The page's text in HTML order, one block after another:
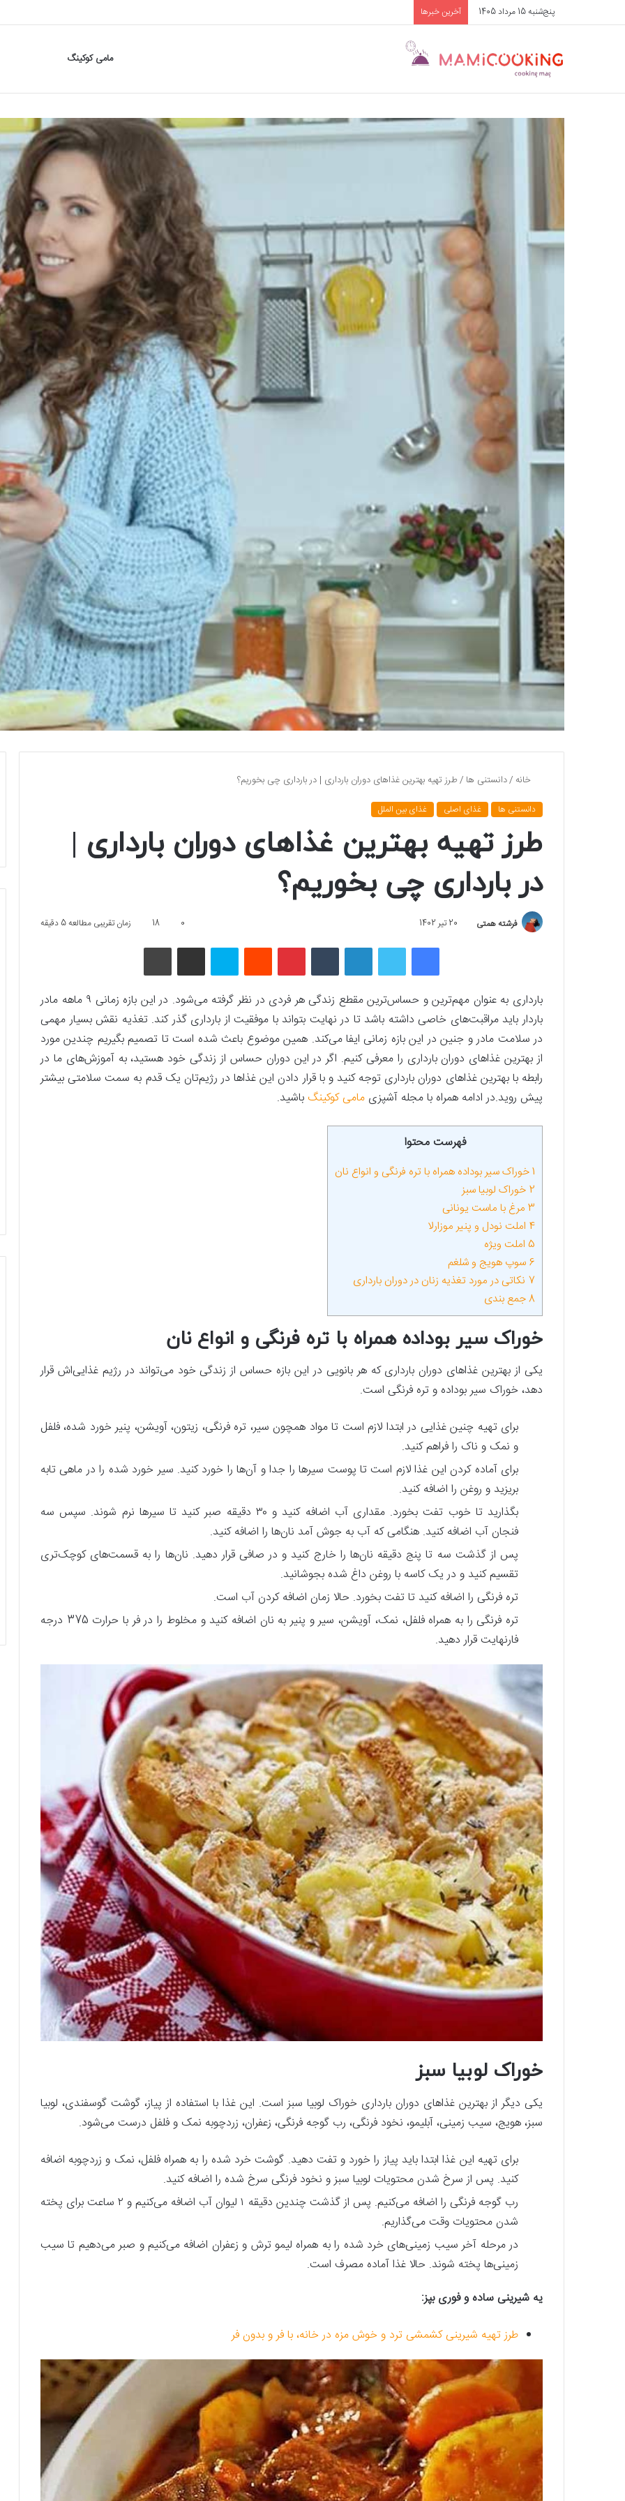
پنج‌شنبه 15 مرداد 1405 آخرین خبرها
مامی کوکینگ
خانه /دانستنی ها /طرز تهیه بهترین غذاهای دوران بارداری | در بارداری چی بخوریم؟
دانستنی ها غذای اصلی غذای بین الملل
طرز تهیه بهترین غذاهای دوران بارداری |
در بارداری چی بخوریم؟
فرشته همتی 20 تیر 1402 0
18 زمان تقریبی مطالعه 5 دقیقه
فیسبوک لینکداین پینتریست اسکایپ
بارداری به عنوان مهم‌ترین و حساس‌ترین مقطع زندگی هر فردی در نظر گرفته می‌شود. در این بازه زمانی ۹ ماهه مادر
باردار باید مراقبت‌های خاصی داشته باشد تا در نهایت بتواند با موفقیت از بارداری گذر کند. تغذیه نقش بسیار مهمی
در سلامت مادر و جنین در این بازه زمانی ایفا می‌کند. همین موضوع باعث شده است تا تصمیم بگیریم چندین مورد
از بهترین غذاهای دوران بارداری را معرفی کنیم. اگر در این دوران حساس از زندگی خود هستید، به آموزش‌های ما در
رابطه با بهترین غذاهای دوران بارداری توجه کنید و با قرار دادن این غذاها در رژیم‌تان یک قدم به سمت سلامتی بیشتر
پیش روید.در ادامه همراه با مجله آشپزی مامی کوکینگباشید.
فهرست محتوا
1خوراک سیر بوداده همراه با تره فرنگی و انواع نان
2 خوراک لوبیا سبز
3 مرغ با ماست یونانی
4 املت نودل و پنیر موزارلا
5 املت ویژه
6 سوپ هویج و شلغم
7 نکاتی در مورد تغذیه زنان در دوران بارداری
8جمع بندی
خوراک سیر بوداده همراه با تره فرنگی و انواع نان
یکی از بهترین غذاهای دوران بارداری که هر بانویی در این بازه حساس از زندگی خود می‌تواند در رژیم غذایی‌اش قرار
دهد، خوراک سیر بوداده و تره فرنگی است.
برای تهیه چنین غذایی در ابتدا لازم است تا مواد همچون سیر، تره فرنگی، زیتون، آویشن، پنیر خورد شده، فلفل
و نمک و ناک را فراهم کنید.
برای آماده کردن این غذا لازم است تا پوست سیرها را جدا و آن‌ها را خورد کنید. سیر خورد شده را در ماهی تابه
بریزید و روغن را اضافه کنید.
بگذارید تا خوب تفت بخورد. مقداری آب اضافه کنید و ۳۰ دقیقه صبر کنید تا سیرها نرم شوند. سپس سه
فنجان آب اضافه کنید. هنگامی که آب به جوش آمد نان‌ها را اضافه کنید.
پس از گذشت سه تا پنج دقیقه نان‌ها را خارج کنید و در صافی قرار دهید. نان‌ها را به قسمت‌های کوچک‌تری
تقسیم کنید و در یک کاسه با روغن داغ شده بجوشانید.
تره فرنگی را اضافه کنید تا تفت بخورد. حالا زمان اضافه کردن آب است‌.
تره فرنگی را به همراه فلفل، نمک، آویشن، سیر و پنیر به نان اضافه کنید و مخلوط را در فر با حرارت 375 درجه
فارنهایت قرار دهید.
خوراک لوبیا سبز
یکی دیگر از بهترین غذاهای دوران بارداری خوراک لوبیا سبز است‌. این غذا با استفاده از پیاز، گوشت گوسفندی، لوبیا
سبز، هویج، سیب زمینی، آبلیمو، نخود فرنگی، رب گوجه فرنگی، زعفران، زردچوبه نمک و فلفل درست می‌شود.
برای تهیه این غذا ابتدا باید پیاز را خورد و تفت دهید. گوشت خرد شده را به همراه فلفل، نمک و زردچوبه اضافه
کنید. پس از سرخ شدن محتویات لوبیا سبز و نخود فرنگی سرخ شده را اضافه کنید.
رب گوجه فرنگی را اضافه می‌کنیم. پس از گذشت چندین دقیقه ۱ لیوان آب اضافه می‌کنیم و ۲ ساعت برای پخته
شدن محتویات وقت می‌گذاریم.
در مرحله آخر سیب زمینی‌های خرد شده را به همراه لیمو ترش و زعفران اضافه می‌کنیم و صبر می‌دهیم تا سیب
زمینی‌ها پخته شوند. حالا غذا آماده مصرف است.
یه شیرینی ساده و فوری بپز:
طرز تهیه شیرینی کشمشی ترد و خوش مزه در خانه، با فر و بدون فر